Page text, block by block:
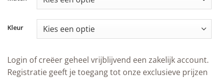
Kleur
Login of creëer geheel vrijblijvend een zakelijk account.
Registratie geeft je toegang tot onze exclusieve prijzen